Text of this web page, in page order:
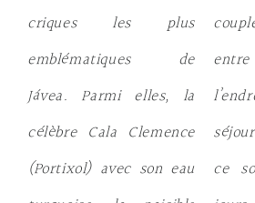
criques les plus
emblématiques de
Jávea. Parmi elles, la
célèbre Cala Clemence
(Portixol) avec son eau
entre
ce